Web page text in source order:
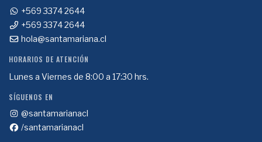
+569 3374 2644
+569 3374 2644
hola@santamariana.cl
HORARIOS DE ATENCIÓN
Lunes a Viernes de 8:00 a 17:30 hrs.
SÍGUENOS EN
@santamarianacl
/santamarianacl